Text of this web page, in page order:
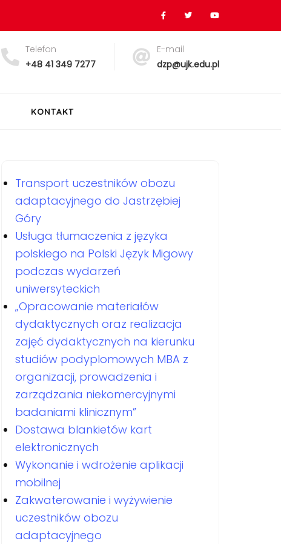
Telefon
+48 41 349 7277
E-mail
dzp@ujk.edu.pl
KONTAKT
Transport uczestników obozu
adaptacyjnego do Jastrzębiej
Góry
Usługa tłumaczenia z języka
polskiego na Polski Język Migowy
podczas wydarzeń
uniwersyteckich
„Opracowanie materiałów
dydaktycznych oraz realizacja
zajęć dydaktycznych na kierunku
studiów podyplomowych MBA z
organizacji, prowadzenia i
zarządzania niekomercyjnymi
badaniami klinicznym”
Dostawa blankietów kart
elektronicznych
Wykonanie i wdrożenie aplikacji
mobilnej
Zakwaterowanie i wyżywienie
uczestników obozu
adaptacyjnego